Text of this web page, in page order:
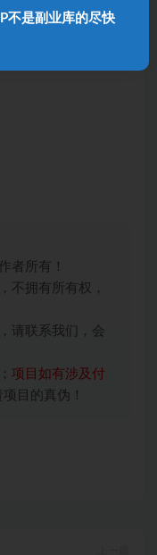
者所有！
不拥有所有权，
请联系我们，会
项目如有涉及付
目的真伪！
不是副业库的尽快